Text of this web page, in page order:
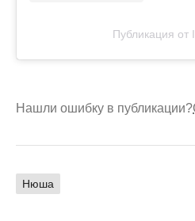
Публикация от
Нашли ошибку в публикации?
Нюша